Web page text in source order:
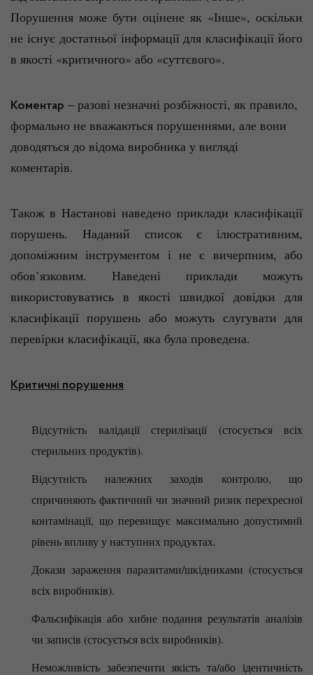
Порушення може бути оцінене як «Інше», оскільки
не існує достатньої інформації для класифікації його
в якості «критичного» або «суттєвого».
Коментар ‒ разові незначні розбіжності, як правило,
формально не вважаються порушеннями, але вони
доводяться до відома виробника у вигляді
коментарів.
Також в Настанові наведено приклади класифікації
порушень. Наданий список є ілюстративним,
допоміжним інструментом і не є вичерпним, або
обов’язковим. Наведені приклади можуть
використовуватись в якості швидкої довідки для
класифікації порушень або можуть слугувати для
перевірки класифікації, яка була проведена.
Критичні порушення
Відсутність валідації стерилізації (стосується всіх
стерильних продуктів).
Відсутність належних заходів контролю, що
спричиняють фактичний чи значний ризик перехресної
контамінації, що перевищує максимально допустимий
рівень впливу у наступних продуктах.
Докази зараження паразитами/шкідниками (стосується
всіх виробників).
Фальсифікація або хибне подання результатів аналізів
чи записів (стосується всіх виробників).
Неможливість забезпечити якість та/або ідентичність